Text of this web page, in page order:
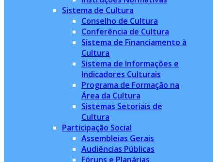
Sistema de Cultura
Conselho de Cultura
Conferência de Cultura
Sistema de Financiamento à
Cultura
Sistema de Informações e
Indicadores Culturais
Programa de Formação na
Área da Cultura
Sistemas Setoriais de
Cultura
Participação Social
Assembleias Gerais
Audiências Públicas
Fóruns e Planárias